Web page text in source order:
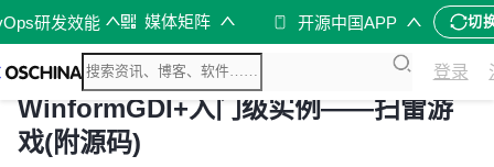
研发效能 媒体矩阵 开源中国APP 切
登录
WinformGDI+入门级实例——扫雷游
戏(附源码)